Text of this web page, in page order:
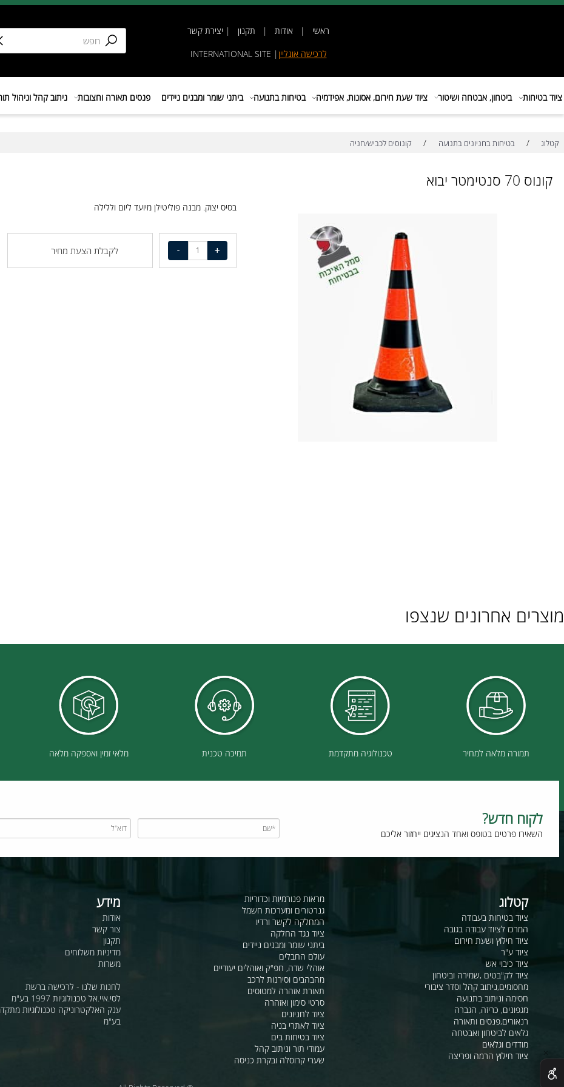
|אודות |תקנון |יצירת קשר
לרכישהאונליין|
INTERNATIONAL SITE
ביטחון, אבטחה ושיטור ציוד שעת חירום, אסונות, אפידמיה בטיחות בתנועה ביתני שומר ומבנים ניידים פנסים תאורה וחצובות ניתוב קהל וניהול תורים
בטיחות בחניונים בתנועה / קונוסים לכביש/חניה
בסיס יצוק. מבנה פוליטילן מיועד ליום וללילה
אחרונים שנצפו
תמורה מלאה למחיר טכנולוגיה מתקדמת תמיכה טכנית מלאי זמין ואספקה מלאה
חדש?
פרטים בטופס ואחד הנציגים ייחזור אליכם
ציוד בטיחות בעבודה
המרכז לציוד עבודה בגובה
ציוד חילוץ ושעת חירום
ציוד כיבוי אש
ציוד לק"בטים ,שמירה וביטחון
מחסומים,ניתוב קהל וסדר ציבורי
חסימה וניתוב בתנועה
מגפונים, כריזה, הגברה
רנאורים,פנסים ותאורה
גלאים לביטחון ואבטחה
מראות פנורמיות וכדוריות
גנרטורים ומערכות חשמל
המחלקה לקשר ורדיו
ציוד נגד החלקה
ביתני שומר ומבנים ניידים
עולם החבלים
אוהלי שדה, חפ"ק ואוהלים יעודיים
מהבהבים וסירנות לרכב
תאורת אזהרה למטוסים
סרטי סימון ואזהרה
ציוד לחניונים
ציוד לאתרי בניה
מידע
אודות
צור קשר
מדיניות משלוחים
משרות
לחנות שלנו - לרכישה ברשת